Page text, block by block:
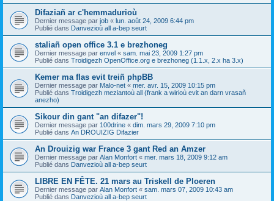
Difaziañ ar c'hemmadurioù
Dernier message par job « lun. août 24, 2009 6:44 pm
Publié dans Danvezioù all a-bep seurt
staliañ open office 3.1 e brezhoneg
Dernier message par envel « sam. mai 23, 2009 1:27 pm
Publié dans Troidigezh OpenOffice.org e brezhoneg (1.1.x, 2.x ha 3.x)
Kemer ma flas evit treiñ phpBB
Dernier message par Malo-net « mer. avr. 15, 2009 10:15 pm
Publié dans Troidigezh meziantoù all (frank a wirioù evit an darn vrasañ
anezho)
Sikour din gant "an difazer"!
Dernier message par 100drine « dim. mars 29, 2009 7:10 pm
Publié dans An DROUIZIG Difazier
An Drouizig war France 3 gant Red an Amzer
Dernier message par Alan Monfort « mer. mars 18, 2009 9:12 am
Publié dans Danvezioù all a-bep seurt
LIBRE EN FÊTE. 21 mars au Triskell de Ploeren
Dernier message par Alan Monfort « sam. mars 07, 2009 10:43 am
Publié dans Danvezioù all a-bep seurt